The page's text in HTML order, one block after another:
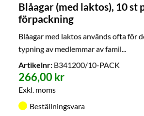
Blåagar (med laktos), 10 st
förpackning
Blåagar med laktos används ofta för
typning av medlemmar av famil...
Artikelnr:B341200/10-PACK
266,00 kr
Exkl. moms
Beställningsvara